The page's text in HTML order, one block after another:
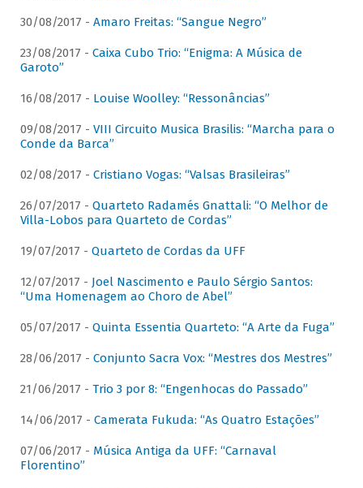
30/08/2017 - Amaro Freitas: “Sangue Negro”
23/08/2017 - Caixa Cubo Trio: “Enigma: A Música de
Garoto”
16/08/2017 - Louise Woolley: “Ressonâncias”
09/08/2017 - VIII Circuito Musica Brasilis: “Marcha para o
Conde da Barca”
02/08/2017 - Cristiano Vogas: “Valsas Brasileiras”
26/07/2017 - Quarteto Radamés Gnattali: “O Melhor de
Villa-Lobos para Quarteto de Cordas”
19/07/2017 - Quarteto de Cordas da UFF
12/07/2017 - Joel Nascimento e Paulo Sérgio Santos:
“Uma Homenagem ao Choro de Abel”
05/07/2017 - Quinta Essentia Quarteto: “A Arte da Fuga”
28/06/2017 - Conjunto Sacra Vox: “Mestres dos Mestres”
21/06/2017 - Trio 3 por 8: “Engenhocas do Passado”
14/06/2017 - Camerata Fukuda: “As Quatro Estações”
07/06/2017 - Música Antiga da UFF: “Carnaval
Florentino”